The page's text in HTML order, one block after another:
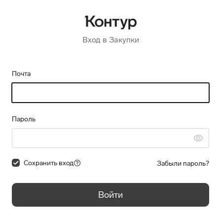
Вход в Закупки
Почта
Пароль
Сохранить вход Забыли пароль?
Войти